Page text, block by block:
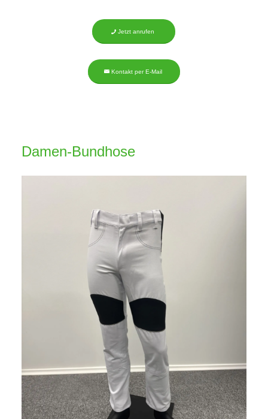
Jetzt anrufen
Kontakt per E-Mail
Damen-Bundhose